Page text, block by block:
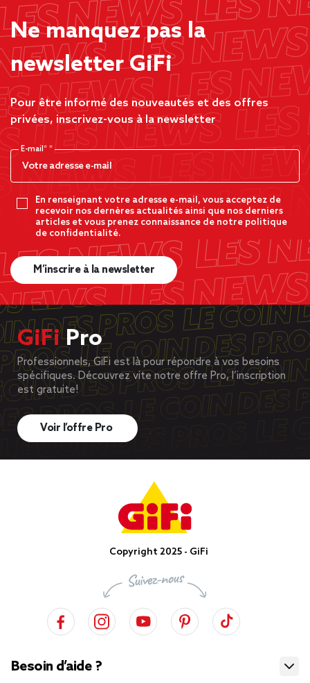
Ne manquez pas la
newsletter GiFi
Pour être informé des nouveautés et des offres
privées, inscrivez-vous à la newsletter
E-mail*
En renseignant votre adresse e-mail, vous acceptez de
recevoir nos dernères actualités ainsi que nos derniers
articles et vous prenez connaissance de notre politique
de confidentialité.
M’inscrire à la newsletter
GiFiPro
Professionnels, GiFi est là pour répondre à vos besoins
spécifiques. Découvrez vite notre offre Pro, l’inscription
est gratuite!
Voir l’offre Pro
Copyright 2025 - GiFi
Besoin d’aide ?